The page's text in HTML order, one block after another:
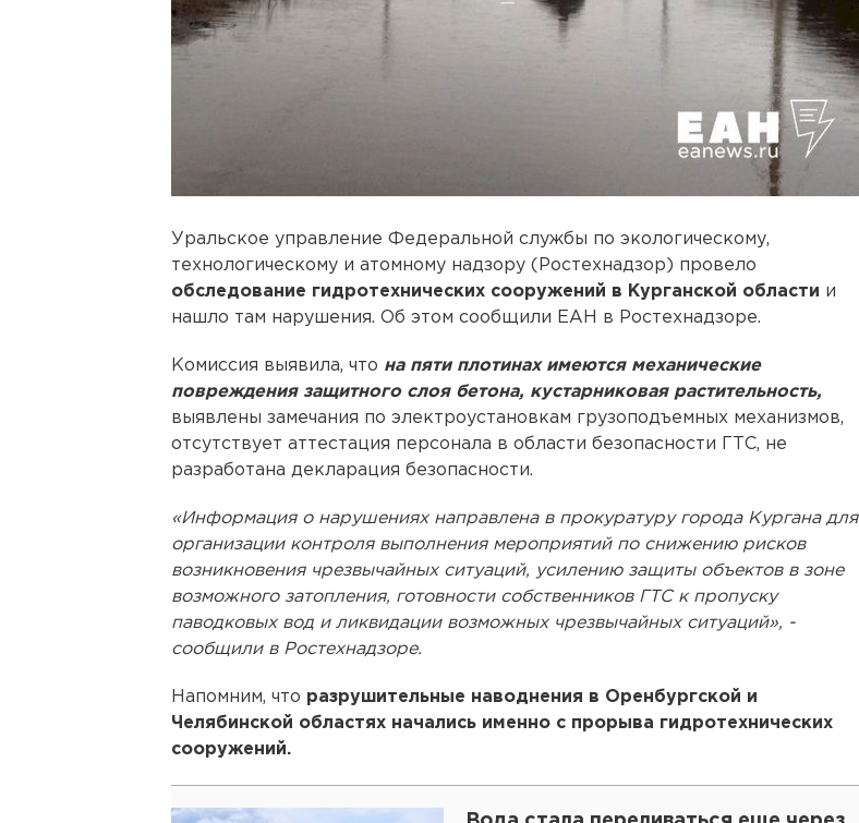
Уральское управление Федеральной службы по экологическому,
технологическому и атомному надзору (Ростехнадзор) провело
обследование гидротехнических сооружений в Курганской области и
нашло там нарушения. Об этом сообщили ЕАН в Ростехнадзоре.
Комиссия выявила, что на пяти плотинах имеются механические
повреждения защитного слоя бетона, кустарниковая растительность,
выявлены замечания по электроустановкам грузоподъемных механизмов,
отсутствует аттестация персонала в области безопасности ГТС, не
разработана декларация безопасности.
«Информация о нарушениях направлена в прокуратуру города Кургана для
организации контроля выполнения мероприятий по снижению рисков
возникновения чрезвычайных ситуаций, усилению защиты объектов в зоне
возможного затопления, готовности собственников ГТС к пропуску
паводковых вод и ликвидации возможных чрезвычайных ситуаций», -
сообщили в Ростехнадзоре.
Напомним, что разрушительные наводнения в Оренбургской и
Челябинской областях начались именно с прорыва гидротехнических
сооружений.